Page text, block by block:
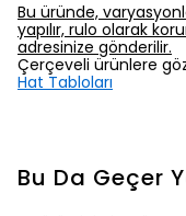
Bu üründe,
yapılır, rulo olarak
adresinize gönderilir.
Çerçeveli ürünlere
Hat Tabloları
Bu Da Geçer